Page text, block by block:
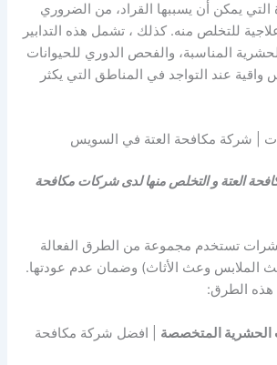
التي يمكن أن يسببها القراد، من الضروري
للتخلص منه. كذلك ، تشمل هذه التدابير
المناسبة، والفحص الدوري للحيوانات
واقية عند التواجد في المناطق التي يكثر
العتة و التخلص منها لدى شركات مكافحة
تستخدم مجموعة من الطرق الفعالة
الملابس وعث الأثاث) وضمان عدم عودتها.
الطرق:
الحشرية المتخصصة | افضل شركة مكافحة